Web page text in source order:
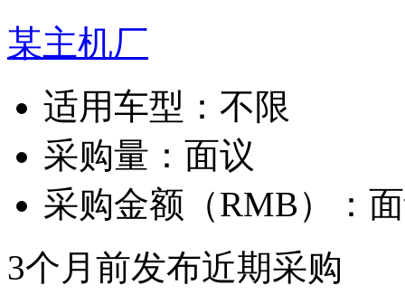
某主机厂
适用车型： 不限
采购量： 面议
采购金额（RMB）：
3个月前发布近期采购